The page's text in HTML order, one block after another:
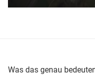
Was das genau